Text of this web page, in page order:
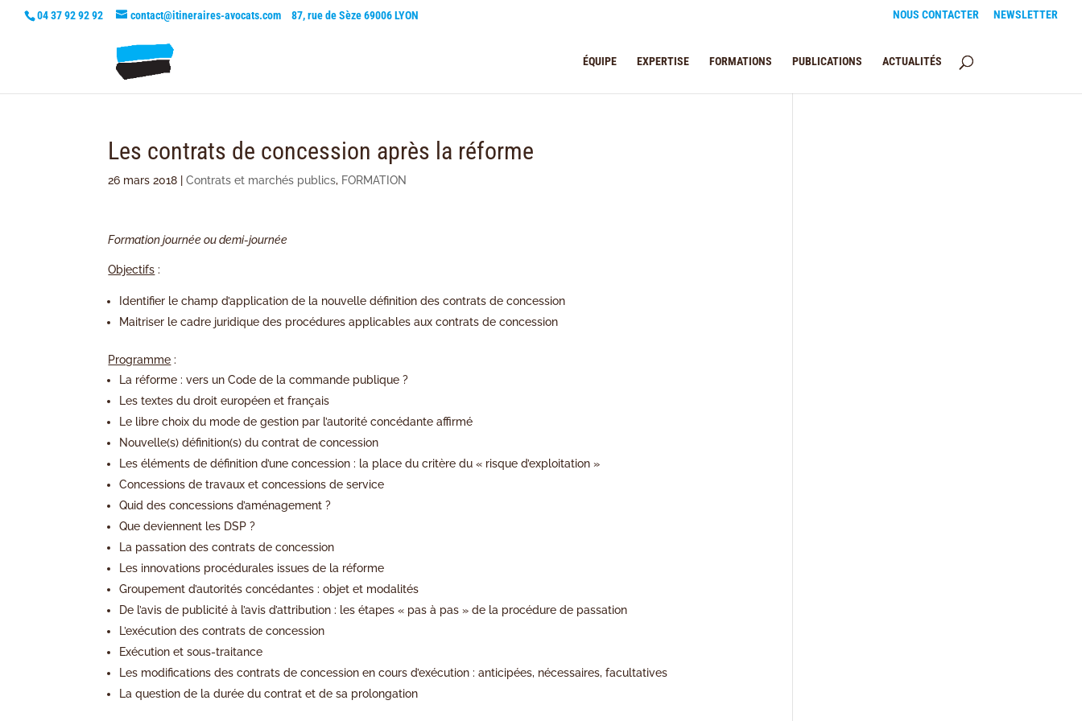
04 37 92 92 92 contact@itineraires-avocats.com 87, rue de Sèze 69006 LYON NOUS CONTACTER NEWSLETTER
ÉQUIPE EXPERTISE FORMATIONS PUBLICATIONS ACTUALITÉS
Les contrats de concession après la réforme
26 mars 2018 |Contrats et marchés publics, FORMATION
Formation journée ou demi-journée
Objectifs :
Identifier le champ d’application de la nouvelle définition des contrats de concession
Maitriser le cadre juridique des procédures applicables aux contrats de concession
Programme :
La réforme : vers un Code de la commande publique ?
Les textes du droit européen et français
Le libre choix du mode de gestion par l’autorité concédante affirmé
Nouvelle(s) définition(s) du contrat de concession
Les éléments de définition d’une concession : la place du critère du « risque d’exploitation »
Concessions de travaux et concessions de service
Quid des concessions d’aménagement ?
Que deviennent les DSP ?
La passation des contrats de concession
Les innovations procédurales issues de la réforme
Groupement d’autorités concédantes : objet et modalités
De l’avis de publicité à l’avis d’attribution : les étapes « pas à pas » de la procédure de passation
L’exécution des contrats de concession
Exécution et sous-traitance
Les modifications des contrats de concession en cours d’exécution : anticipées, nécessaires, facultatives
La question de la durée du contrat et de sa prolongation